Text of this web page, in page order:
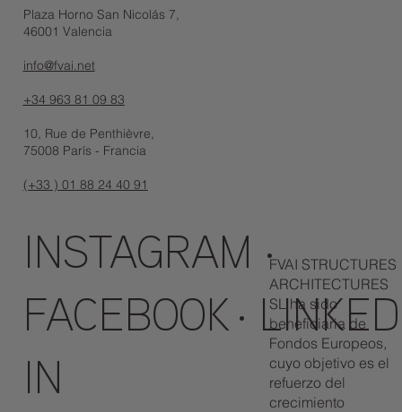
Plaza Horno San Nicolás 7,
46001 Valencia
info@fvai.net
+34 963 81 09 83
10, Rue de Penthièvre,
75008 París - Francia
(+33 ) 01 88 24 40 91
INSTAGRAM ·
FACEBOOK · LINKED
IN
FVAI STRUCTURES
ARCHITECTURES
SL ha sido
beneficiaria de
Fondos Europeos,
cuyo objetivo es el
refuerzo del
crecimiento